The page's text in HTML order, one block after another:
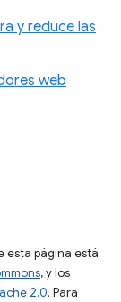
y reduce las
web
esta página está
, y los
2.0. Para